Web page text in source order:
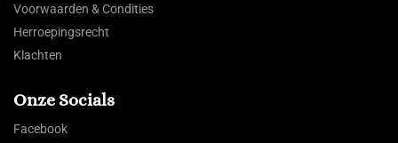
Voorwaarden & Condities
Herroepingsrecht
Klachten
Onze Socials
Facebook